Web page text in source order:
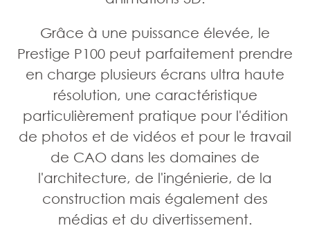
Grâce à une puissance élevée, le
Prestige P100 peut parfaitement prendre
en charge plusieurs écrans ultra haute
résolution, une caractéristique
particulièrement pratique pour l'édition
de photos et de vidéos et pour le travail
de CAO dans les domaines de
l'architecture, de l'ingénierie, de la
construction mais également des
médias et du divertissement.